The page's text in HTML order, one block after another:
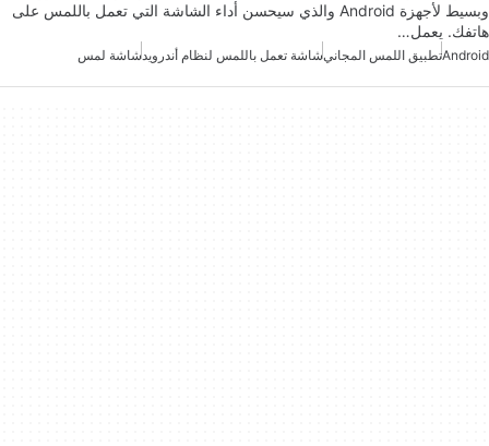
وبسيط لأجهزة Android والذي سيحسن أداء الشاشة التي تعمل باللمس على
هاتفك. يعمل…
Androidتطبيق اللمس المجانيشاشة تعمل باللمس لنظام أندرويدشاشة لمس